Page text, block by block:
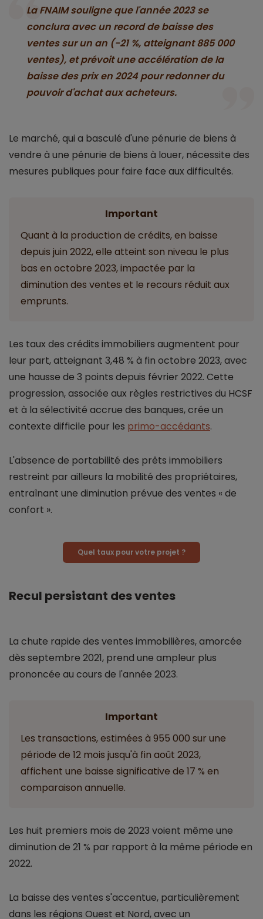
La FNAIM souligne que l'année 2023 se
conclura avec un record de baisse des
ventes sur un an (-21 %, atteignant 885 000
ventes), et prévoit une accélération de la
baisse des prix en 2024 pour redonner du
pouvoir d'achat aux acheteurs.
Le marché, qui a basculé d'une pénurie de biens à
vendre à une pénurie de biens à louer, nécessite des
mesures publiques pour faire face aux difficultés.
Important
Quant à la production de crédits, en baisse
depuis juin 2022, elle atteint son niveau le plus
bas en octobre 2023, impactée par la
diminution des ventes et le recours réduit aux
emprunts.
Les taux des crédits immobiliers augmentent pour
leur part, atteignant 3,48 % à fin octobre 2023, avec
une hausse de 3 points depuis février 2022. Cette
progression, associée aux règles restrictives du HCSF
et à la sélectivité accrue des banques, crée un
contexte difficile pour les primo-accédants.
L'absence de portabilité des prêts immobiliers
restreint par ailleurs la mobilité des propriétaires,
entraînant une diminution prévue des ventes « de
confort ».
Quel taux pour votre projet ?
Recul persistant des ventes
La chute rapide des ventes immobilières, amorcée
dès septembre 2021, prend une ampleur plus
prononcée au cours de l'année 2023.
Important
Les transactions, estimées à 955 000 sur une
période de 12 mois jusqu'à fin août 2023,
affichent une baisse significative de 17 % en
comparaison annuelle.
Les huit premiers mois de 2023 voient même une
diminution de 21 % par rapport à la même période en
2022.
La baisse des ventes s'accentue, particulièrement
dans les régions Ouest et Nord, avec un